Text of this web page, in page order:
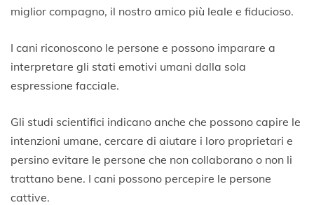
miglior compagno, il nostro amico più leale e fiducioso.
I cani riconoscono le persone e possono imparare a
interpretare gli stati emotivi umani dalla sola
espressione facciale.
Gli studi scientifici indicano anche che possono capire le
intenzioni umane, cercare di aiutare i loro proprietari e
persino evitare le persone che non collaborano o non li
trattano bene. I cani possono percepire le persone
cattive.